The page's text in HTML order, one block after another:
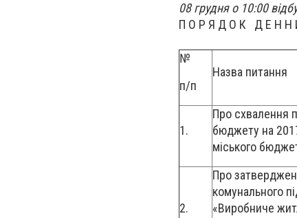
08 грудня о 10:00
П О Р Я Д О К Д Е Н Н
№
п/п
Назва питання
1.
Про схвалення
бюджету на
міського
2.
Про
комунального
«Виробниче